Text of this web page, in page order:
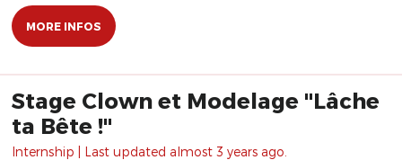
MORE INFOS
Stage Clown et Modelage "Lâche
ta Bête !"
Internship | Last updated almost 3 years ago.